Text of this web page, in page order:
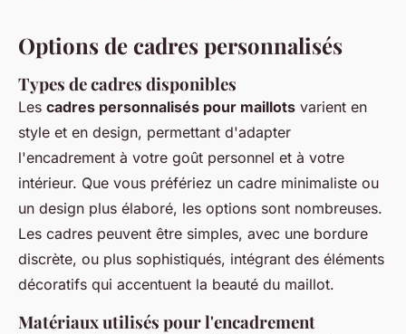
Options de cadres personnalisés
Types de cadres disponibles
Les cadres personnalisés pour maillots varient en
style et en design, permettant d'adapter
l'encadrement à votre goût personnel et à votre
intérieur. Que vous préfériez un cadre minimaliste ou
un design plus élaboré, les options sont nombreuses.
Les cadres peuvent être simples, avec une bordure
discrète, ou plus sophistiqués, intégrant des éléments
décoratifs qui accentuent la beauté du maillot.
Matériaux utilisés pour l'encadrement